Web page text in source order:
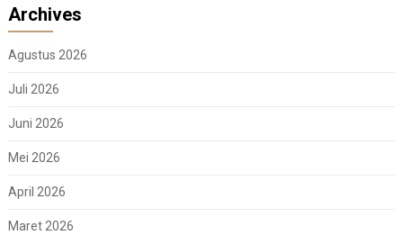
Archives
Agustus 2026
Juli 2026
Juni 2026
Mei 2026
April 2026
Maret 2026